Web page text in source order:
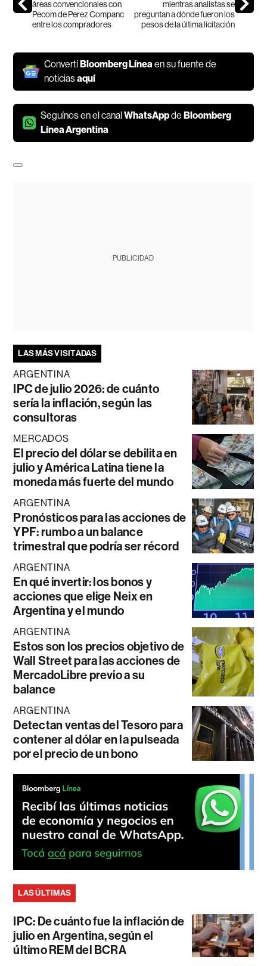
áreas convencionales con
Pecom de Perez Companc
entre los compradores
mientras analistas se
preguntan a dónde fueron los
pesos de la última licitación
ConvertíBloomberg Líneaen su fuente de
noticiasaquí
Seguínos en el canalWhatsAppdeBloomberg
Línea Argentina
PUBLICIDAD
LAS MÁS VISITADAS
ARGENTINA
IPC de julio 2026: de cuánto
sería la inflación, según las
consultoras
MERCADOS
El precio del dólar se debilita en
julio y América Latina tiene la
moneda más fuerte del mundo
ARGENTINA
Pronósticos para las acciones de
YPF: rumbo a un balance
trimestral que podría ser récord
ARGENTINA
En qué invertir: los bonos y
acciones que elige Neix en
Argentina y el mundo
ARGENTINA
Estos son los precios objetivo de
Wall Street para las acciones de
MercadoLibre previo a su
balance
ARGENTINA
Detectan ventas del Tesoro para
contener al dólar en la pulseada
por el precio de un bono
LAS ÚLTIMAS
IPC: De cuánto fue la inflación de
julio en Argentina, según el
último REM del BCRA